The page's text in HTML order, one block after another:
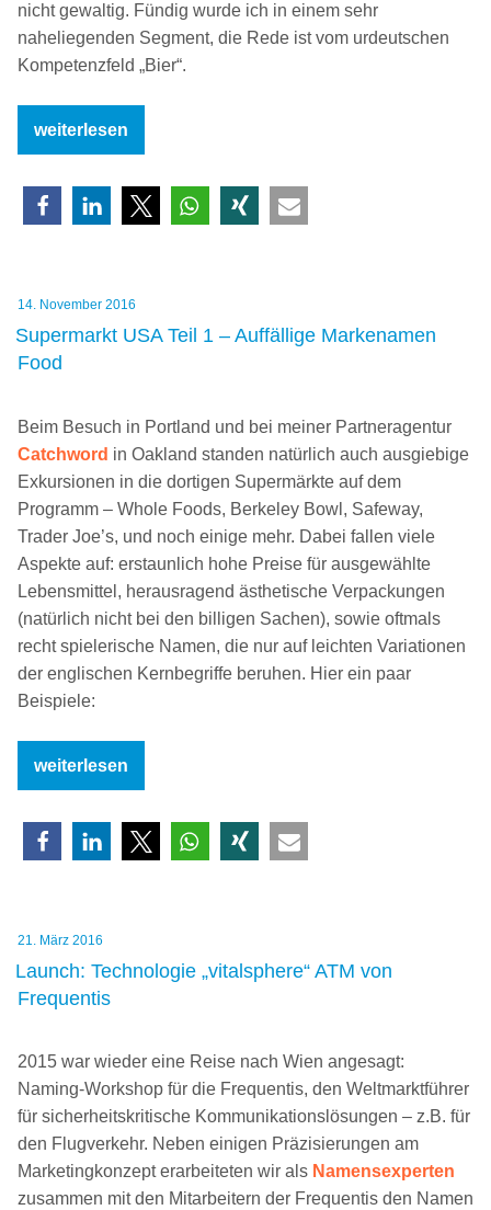
nicht gewaltig. Fündig wurde ich in einem sehr
naheliegenden Segment, die Rede ist vom urdeutschen
Kompetenzfeld „Bier“.
„Supermarkt
USA
Teil
2
weiterlesen
Veröffentlicht
am
14. November 2016
Supermarkt USA Teil 1 – Auffällige Markenamen
Food
Beim Besuch in Portland und bei meiner Partneragentur
Catchword in Oakland standen natürlich auch ausgiebige
Exkursionen in die dortigen Supermärkte auf dem
Programm – Whole Foods, Berkeley Bowl, Safeway,
Trader Joe’s, und noch einige mehr. Dabei fallen viele
Aspekte auf: erstaunlich hohe Preise für ausgewählte
Lebensmittel, herausragend ästhetische Verpackungen
(natürlich nicht bei den billigen Sachen), sowie oftmals
recht spielerische Namen, die nur auf leichten Variationen
der englischen Kernbegriffe beruhen. Hier ein paar
Beispiele:
„Supermarkt
USA
Teil
1
weiterlesen
Veröffentlicht
am
21. März 2016
Launch: Technologie „vitalsphere“ ATM von
Frequentis
2015 war wieder eine Reise nach Wien angesagt:
Naming-Workshop für die Frequentis, den Weltmarktführer
für sicherheitskritische Kommunikationslösungen – z.B. für
den Flugverkehr. Neben einigen Präzisierungen am
Marketingkonzept erarbeiteten wir als Namensexperten
zusammen mit den Mitarbeitern der Frequentis den Namen